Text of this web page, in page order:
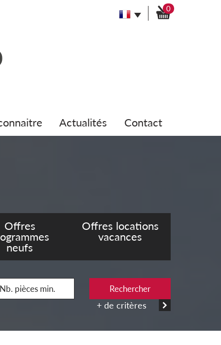
0
actualités contact
Offres
neufs
Offres locations
vacances
Rechercher
+ de critères